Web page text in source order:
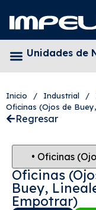
Unidades de
Inicio / Industrial /
Oficinas (Ojos de
Regresar
Oficinas
Buey,
Empotrar)